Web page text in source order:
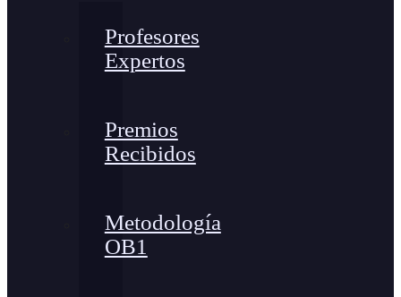
Profesores
Expertos
Premios
Recibidos
Metodología
OB1